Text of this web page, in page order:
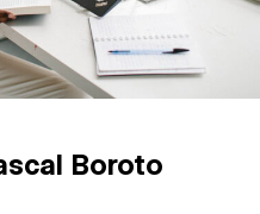
Boroto